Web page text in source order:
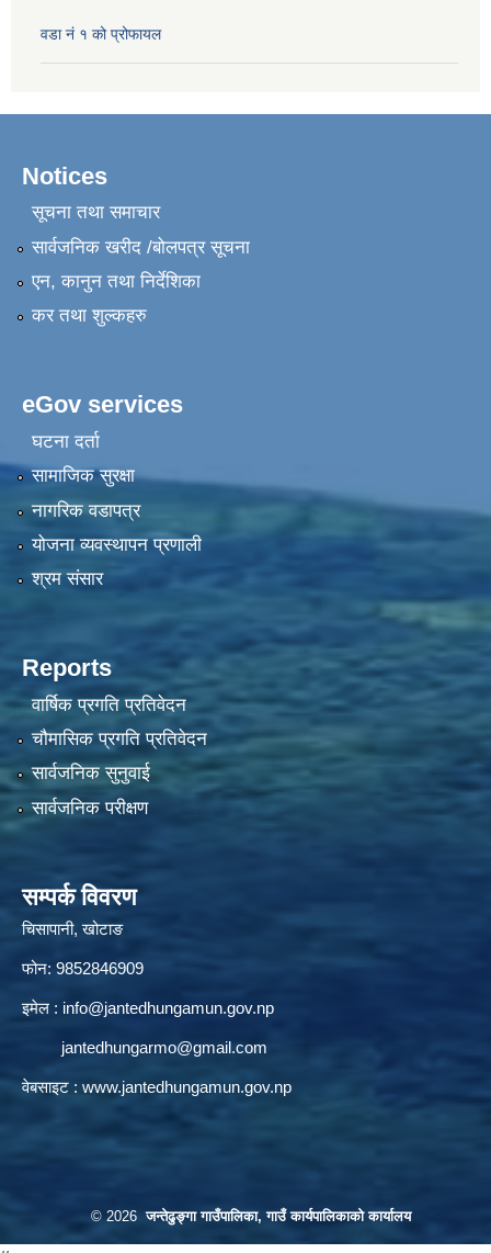
वडा नं १ को प्रोफायल
Notices
सूचना तथा समाचार
सार्वजनिक खरीद /बोलपत्र सूचना
एन, कानुन तथा निर्देशिका
कर तथा शुल्कहरु
eGov services
घटना दर्ता
सामाजिक सुरक्षा
नागरिक वडापत्र
योजना व्यवस्थापन प्रणाली
श्रम संसार
Reports
वार्षिक प्रगति प्रतिवेदन
चौमासिक प्रगति प्रतिवेदन
सार्वजनिक सुनुवाई
सार्वजनिक परीक्षण
सम्पर्क विवरण
चिसापानी, खोटाङ
फोन: 9852846909
इमेल : info@jantedhungamun.gov.np
jantedhungarmo@gmail.com
वेबसाइट : www.jantedhungamun.gov.np
© 2026जन्तेढुङ्गा गाउँपालिका, गाउँ कार्यपालिकाको कार्यालय